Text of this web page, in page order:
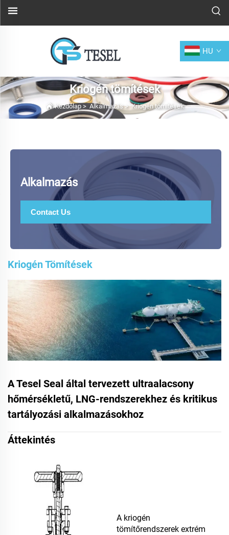
HU
Kriogén tömítések
Kezdőlap> Alkalmazás>Kriogén tömítések
Alkalmazás
Contact Us
Kriogén Tömítések
A Tesel Seal által tervezett ultraalacsony
hőmérsékletű, LNG-rendszerekhez és kritikus
tartályozási alkalmazásokhoz
Áttekintés
A kriogén
tömítőrendszerek extrém